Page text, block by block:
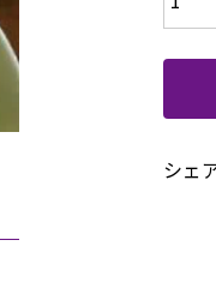
シェ